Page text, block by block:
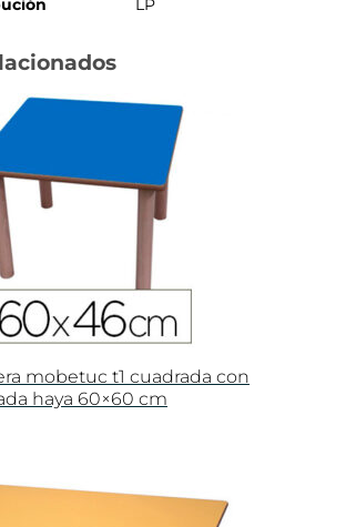
LP
mobetuc t1 cuadrada con
haya 60×60 cm